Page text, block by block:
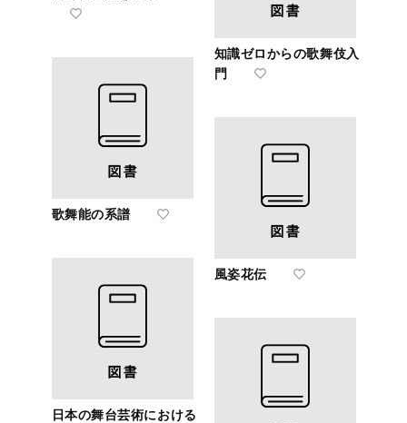
知識ゼロからの歌舞伎入
門
歌舞能の系譜
風姿花伝
日本の舞台芸術における